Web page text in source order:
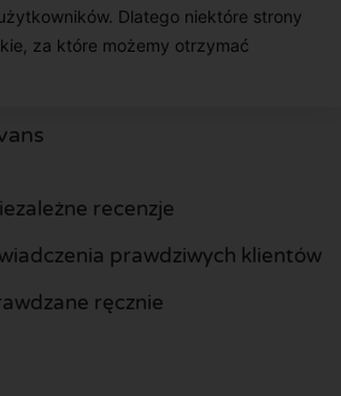
Dlatego niektóre strony
za które możemy otrzymać
recenzje
prawdziwych klientów
ręcznie